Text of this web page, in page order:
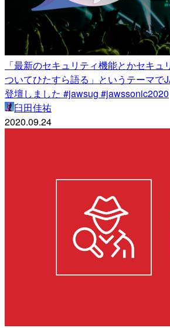
「最新のセキュリティ機能とかセキュ
ついてひたすら語る」というテーマで
登壇しました #jawsug #jawssonic2020
臼田佳祐
2020.09.24